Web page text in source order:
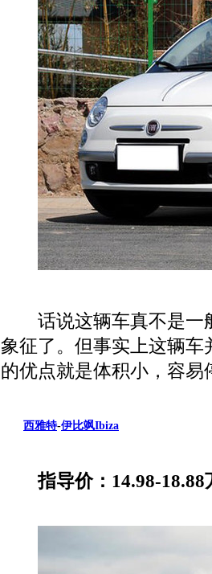
话说这辆车真不是一
象征了。但事实上这辆
的优点就是体积小，容易
西雅特-伊比飒Ibiza
指导价：14.98-18.88